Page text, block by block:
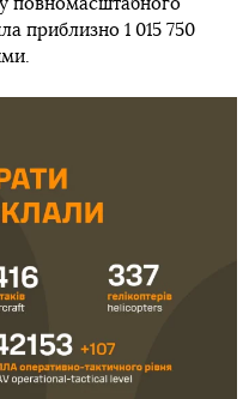
повномасштабного
приблизно 1 015 750